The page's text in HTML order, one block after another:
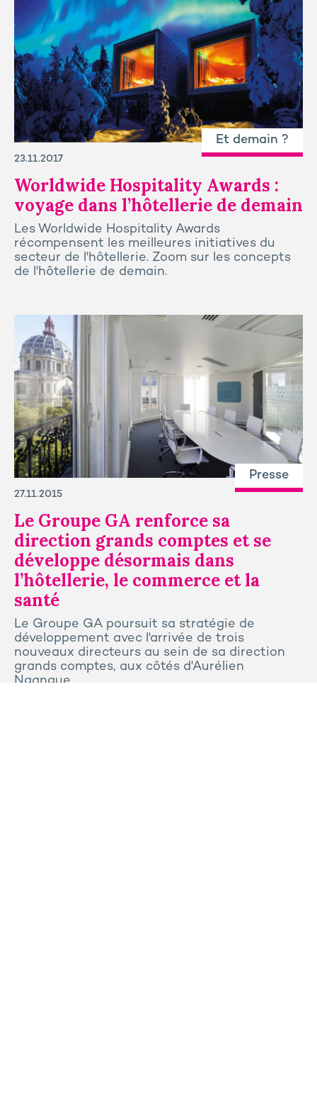
Et demain ?
23.11.2017
Worldwide Hospitality Awards :
voyage dans l’hôtellerie de demain
Les Worldwide Hospitality Awards
récompensent les meilleures initiatives du
secteur de l'hôtellerie. Zoom sur les concepts
de l'hôtellerie de demain.
Presse
27.11.2015
Le Groupe GA renforce sa
direction grands comptes et se
développe désormais dans
l’hôtellerie, le commerce et la
santé
Le Groupe GA poursuit sa stratégie de
développement avec l'arrivée de trois
nouveaux directeurs au sein de sa direction
grands comptes, aux côtés d'Aurélien
Ngangue.